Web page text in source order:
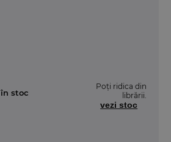
în stoc
Poți ridica din
librării.
vezi stoc